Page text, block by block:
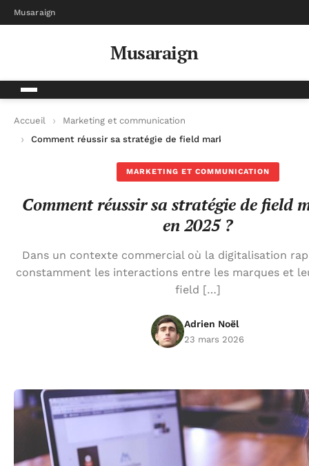
Musaraign
Musaraign
Accueil
Marketing et communication
Comment réussir sa stratégie de field marketing en 2025 ?
MARKETING ET COMMUNICATION
Comment réussir sa stratégie de field
en 2025 ?
Dans un contexte commercial où la digitalisation
constamment les interactions entre les marques et
field […]
Adrien Noël
23 mars 2026